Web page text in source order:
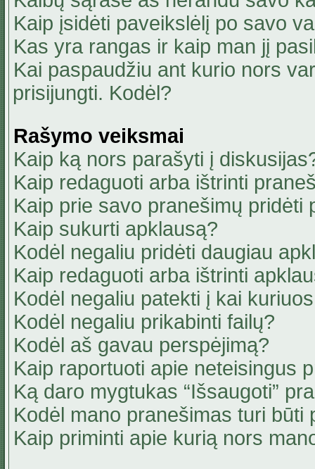
Kaip įsidėti paveikslėlį po savo
Kas yra rangas ir kaip man jį
Kai paspaudžiu ant kurio nors
prisijungti. Kodėl?
Rašymo veiksmai
Kaip ką nors parašyti į
Kaip redaguoti arba ištrinti
Kaip prie savo pranešimų pridėti
Kaip sukurti apklausą?
Kodėl negaliu pridėti daugiau
Kaip redaguoti arba ištrinti
Kodėl negaliu patekti į kai
Kodėl negaliu prikabinti failų?
Kodėl aš gavau perspėjimą?
Kaip raportuoti apie neteisingus
Ką daro mygtukas “Išsaugoti”
Kodėl mano pranešimas turi būti
Kaip priminti apie kurią nors